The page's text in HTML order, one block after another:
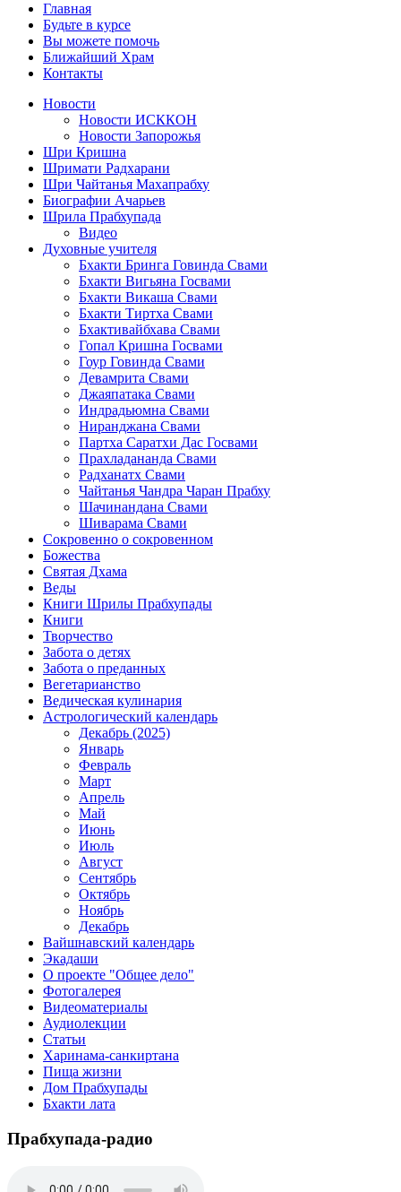
Главная
Будьте в курсе
Вы можете помочь
Ближайший Храм
Контакты
Новости
Новости ИСККОН
Новости Запорожья
Шри Кришна
Шримати Радхарани
Шри Чайтанья Махапрабху
Биографии Ачарьев
Шрила Прабхупада
Видео
Духовные учителя
Бхакти Бринга Говинда Свами
Бхакти Вигьяна Госвами
Бхакти Викаша Свами
Бхакти Тиртха Свами
Бхактивайбхава Свами
Гопал Кришна Госвами
Гоур Говинда Свами
Девамрита Свами
Джаяпатака Свами
Индрадьюмна Свами
Ниранджана Свами
Партха Саратхи Дас Госвами
Прахладананда Свами
Радханатх Свами
Чайтанья Чандра Чаран Прабху
Шачинандана Свами
Шиварама Свами
Сокровенно о сокровенном
Божества
Святая Дхама
Веды
Книги Шрилы Прабхупады
Книги
Творчество
Забота о детях
Забота о преданных
Вегетарианство
Ведическая кулинария
Астрологический календарь
Декабрь (2025)
Январь
Февраль
Март
Апрель
Май
Июнь
Июль
Август
Сентябрь
Октябрь
Ноябрь
Декабрь
Вайшнавский календарь
Экадаши
О проекте "Общее дело"
Фотогалерея
Видеоматериалы
Аудиолекции
Статьи
Харинама-санкиртана
Пища жизни
Дом Прабхупады
Бхакти лата
Прабхупада-радио